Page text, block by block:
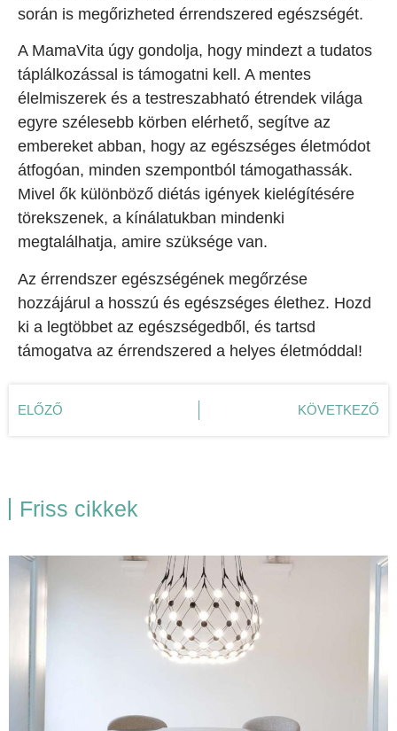
során is megőrizheted érrendszered egészségét.
A MamaVita úgy gondolja, hogy mindezt a tudatos
táplálkozással is támogatni kell. A mentes
élelmiszerek és a testreszabható étrendek világa
egyre szélesebb körben elérhető, segítve az
embereket abban, hogy az egészséges életmódot
átfogóan, minden szempontból támogathassák.
Mivel ők különböző diétás igények kielégítésére
törekszenek, a kínálatukban mindenki
megtalálhatja, amire szüksége van.
Az érrendszer egészségének megőrzése
hozzájárul a hosszú és egészséges élethez. Hozd
ki a legtöbbet az egészségedből, és tartsd
támogatva az érrendszered a helyes életmóddal!
ELŐZŐ KÖVETKEZŐ
Friss cikkek